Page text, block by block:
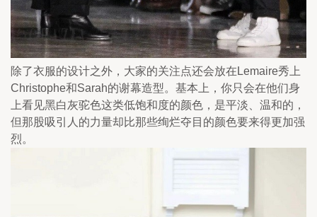
除了衣服的设计之外，大家的关注点还会放在Lemaire秀上
Christophe和Sarah的谢幕造型。基本上，你只会在他们身
上看见黑白灰驼色这类低饱和度的颜色，是平淡、温和的，
但那股吸引人的力量却比那些绚烂夺目的颜色要来得更加强
烈。